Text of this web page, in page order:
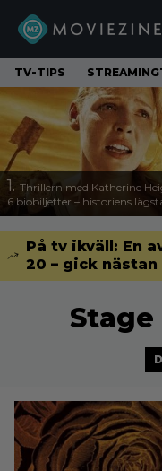
TV-TIPS
1. Thrillern med Katherine
6 biobiljetter – historiens
På tv ikväll: En
20 – gick